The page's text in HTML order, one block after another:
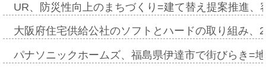
UR、防災性向上のまちづくり=建て替え提案推進
大阪府住宅供給公社のソフトとハードの取り組み
パナソニックホームズ、福島県伊達市で街びらき=